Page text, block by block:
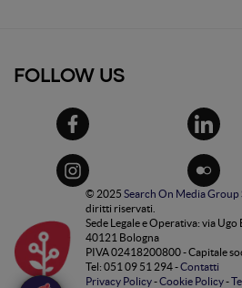
FOLLOW US
© 2025 Search On Media Group
diritti riservati.
Sede Legale e Operativa: via Ugo
40121 Bologna
PIVA 02418200800 - Capitale
Tel: 051 09 51 294 -Contatti
Privacy Policy-Cookie Policy-